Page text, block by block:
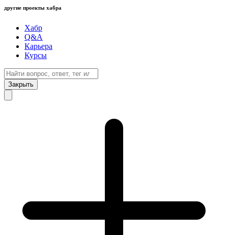
другие проекты хабра
Хабр
Q&A
Карьера
Курсы
Закрыть